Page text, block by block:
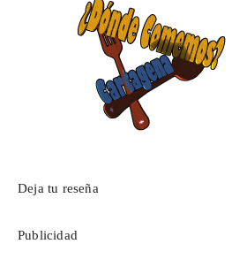
Deja tu reseña
Publicidad